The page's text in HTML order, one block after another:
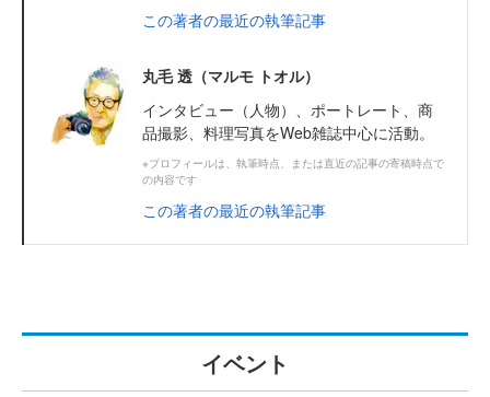
この著者の最近の執筆記事
丸毛 透（マルモ トオル）
インタビュー（人物）、ポートレート、商
品撮影、料理写真をWeb雑誌中心に活動。
※プロフィールは、執筆時点、または直近の記事の寄稿時点で
の内容です
この著者の最近の執筆記事
イベント